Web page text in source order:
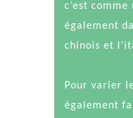
c’est
également
chinois et
Pour varier
également